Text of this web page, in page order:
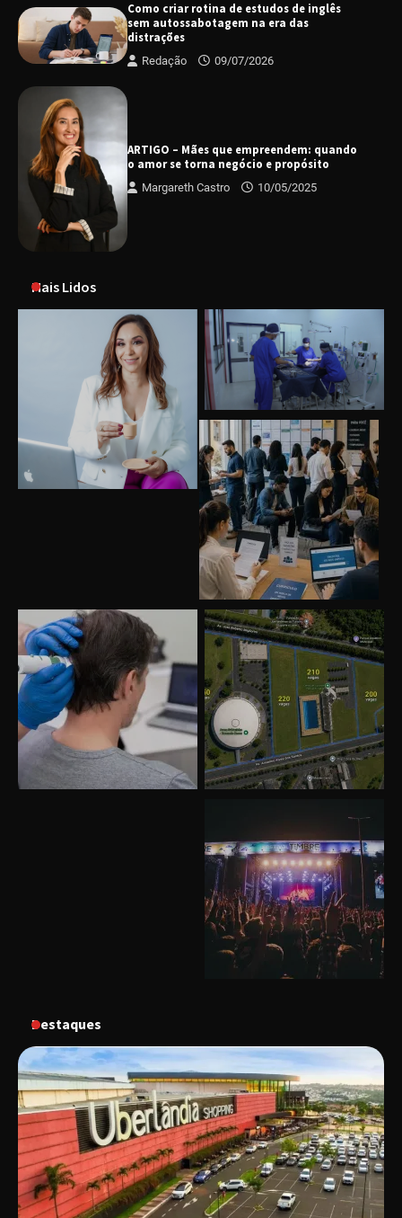
Como criar rotina de estudos de inglês
sem autossabotagem na era das
distrações
Redação 09/07/2026
ARTIGO – Mães que empreendem: quando
o amor se torna negócio e propósito
Margareth Castro 10/05/2025
Mais Lidos
Destaques
Uberlândia recebe o projeto “Experiência Rio”
no dia 17 de junho
“Vozes pela Vida” celebra 10 anos com show
em Uberlândia
gastronomia de Uberlândia em dois dias de
“Uma prosa de valor” é o tema da roda de
conversa com o diretor e a produtora do
espetáculo Bárbara
Senac em Uberlândia oferece curso gratuito
de Tricologia e Terapia Capilar
Uberlândia recebe em agosto turnê de 30 anos
do Grupo Soweto